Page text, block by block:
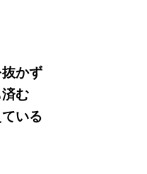
かず
む
いる